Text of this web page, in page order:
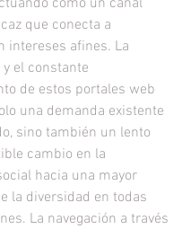
como un canal
que conecta a
intereses afines. La
el constante
de estos portales web
una demanda existente
sino también un lento
cambio en la
hacia una mayor
la diversidad en todas
La navegación a través